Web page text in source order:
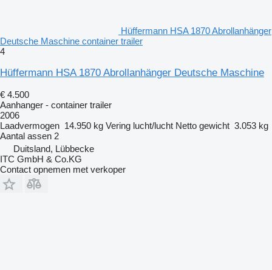
Hüffermann HSA 1870 Abrollanhänger
Deutsche Maschine container trailer
4
Hüffermann HSA 1870 Abrollanhänger Deutsche Maschine
€ 4.500
Aanhanger - container trailer
2006
Laadvermogen 14.950 kg Vering lucht/lucht Netto gewicht 3.053 kg
Aantal assen 2
Duitsland, Lübbecke
ITC GmbH & Co.KG
Contact opnemen met verkoper